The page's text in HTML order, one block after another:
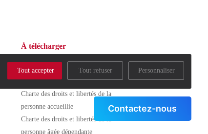
Contactez-nous
À télécharger
Documentations
Dossier d'inscription
Charte des droits et libertés de la
personne accueillie
Charte des droits et libertés de la
personne âgée dépendante
Tout accepter Tout refuser Personnaliser